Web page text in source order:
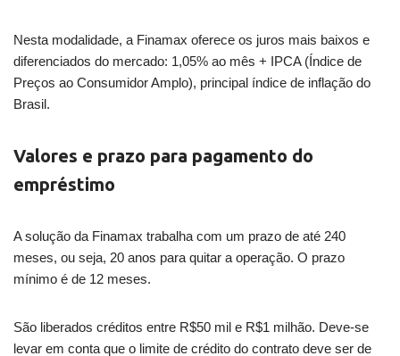
Nesta modalidade, a Finamax oferece os juros mais baixos e
diferenciados do mercado: 1,05% ao mês + IPCA (Índice de
Preços ao Consumidor Amplo), principal índice de inflação do
Brasil.
Valores e prazo para pagamento do
empréstimo
A solução da Finamax trabalha com um prazo de até 240
meses, ou seja, 20 anos para quitar a operação. O prazo
mínimo é de 12 meses.
São liberados créditos entre R$50 mil e R$1 milhão. Deve-se
levar em conta que o limite de crédito do contrato deve ser de